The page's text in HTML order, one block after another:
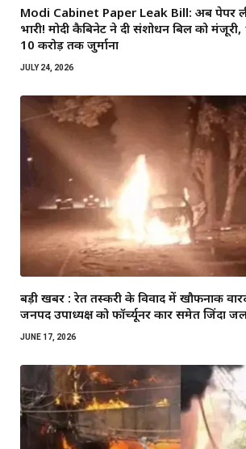
Modi Cabinet Paper Leak Bill: अब पेपर
भारी! मोदी कैबिनेट ने दी संशोधन बिल को
₹10 करोड़ तक जुर्माना
JULY 24, 2026
बड़ी खबर : रेत तस्करी के विवाद में खौफनाक
जनपद उपाध्यक्ष को फॉर्च्यूनर कार समेत जिंदा
JUNE 17, 2026